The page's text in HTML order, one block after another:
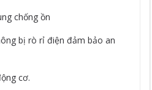
chống ồn
bị rò rỉ điện đảm bảo an
cơ.